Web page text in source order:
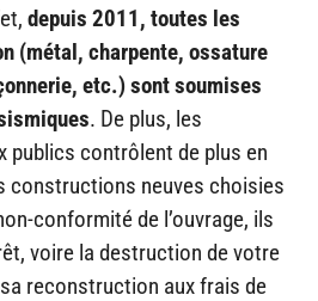
depuis 2011, toutes les
(métal, charpente, ossature
etc.) sont soumises
. De plus, les
publics contrôlent de plus en
constructions neuves choisies
conformité de l’ouvrage, ils
voire la destruction de votre
reconstruction aux frais de